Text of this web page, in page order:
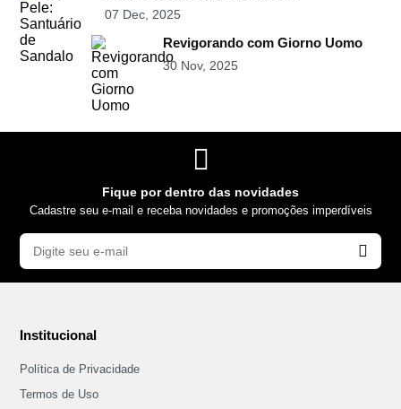
07 Dec, 2025
Revigorando com Giorno Uomo
30 Nov, 2025
Fique por dentro das novidades
Cadastre seu e-mail e receba novidades e promoções imperdíveis
Institucional
Política de Privacidade
Termos de Uso